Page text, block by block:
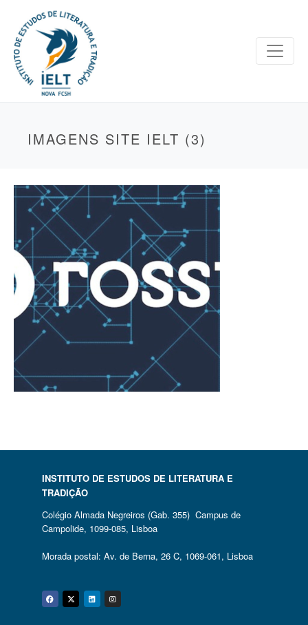
IMAGENS SITE IELT (3)
INSTITUTO DE ESTUDOS DE LITERATURA E
TRADIÇÃO
Colégio Almada Negreiros (Gab. 355) Campus de
Campolide, 1099-085, Lisboa
Morada postal: Av. de Berna, 26 C, 1069-061, Lisboa
Facebook
Twitter
Linkedin
Instagram